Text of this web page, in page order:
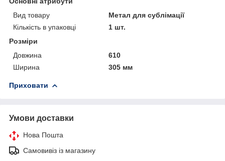
Вид товару
Метал для сублімації
Кількість в упаковці
1 шт.
Розміри
Довжина
610
Ширина
305 мм
Приховати
Умови доставки
Нова Пошта
Самовивіз із магазину